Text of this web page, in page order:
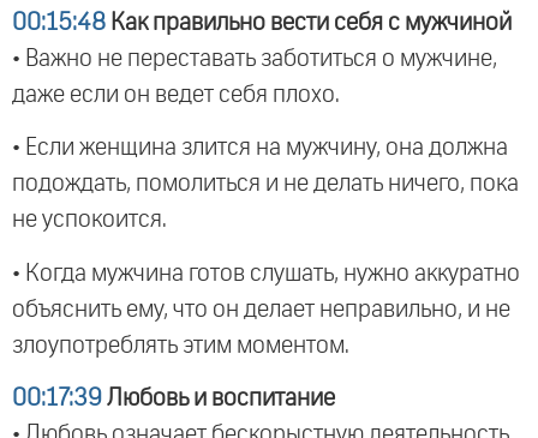
00:15:48 Как правильно вести себя с мужчиной
• Важно не переставать заботиться о мужчине,
даже если он ведет себя плохо.
• Если женщина злится на мужчину, она должна
подождать, помолиться и не делать ничего, пока
не успокоится.
• Когда мужчина готов слушать, нужно аккуратно
объяснить ему, что он делает неправильно, и не
злоупотреблять этим моментом.
00:17:39 Любовь и воспитание